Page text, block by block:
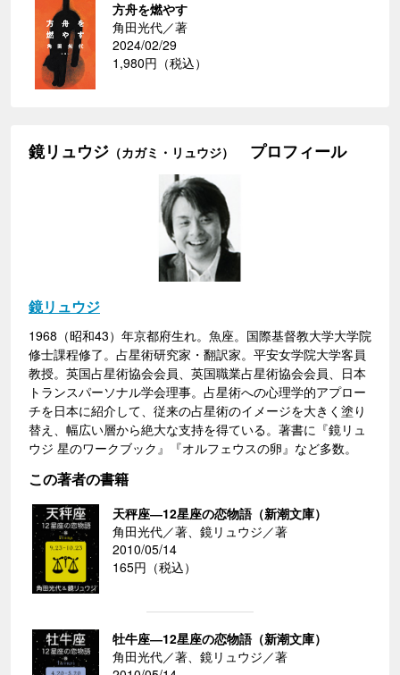
方舟を燃やす
角田光代／著
2024/02/29
1,980円（税込）
鏡リュウジ （カガミ・リュウジ） プロフィール
鏡リュウジ
1968（昭和43）年京都府生れ。魚座。国際基督教大学大学院
修士課程修了。占星術研究家・翻訳家。平安女学院大学客員
教授。英国占星術協会会員、英国職業占星術協会会員、日本
トランスパーソナル学会理事。占星術への心理学的アプロー
チを日本に紹介して、従来の占星術のイメージを大きく塗り
替え、幅広い層から絶大な支持を得ている。著書に『鏡リュ
ウジ 星のワークブック』『オルフェウスの卵』など多数。
この著者の書籍
天秤座―12星座の恋物語（新潮文庫）
角田光代／著、鏡リュウジ／著
2010/05/14
165円（税込）
牡牛座―12星座の恋物語（新潮文庫）
角田光代／著、鏡リュウジ／著